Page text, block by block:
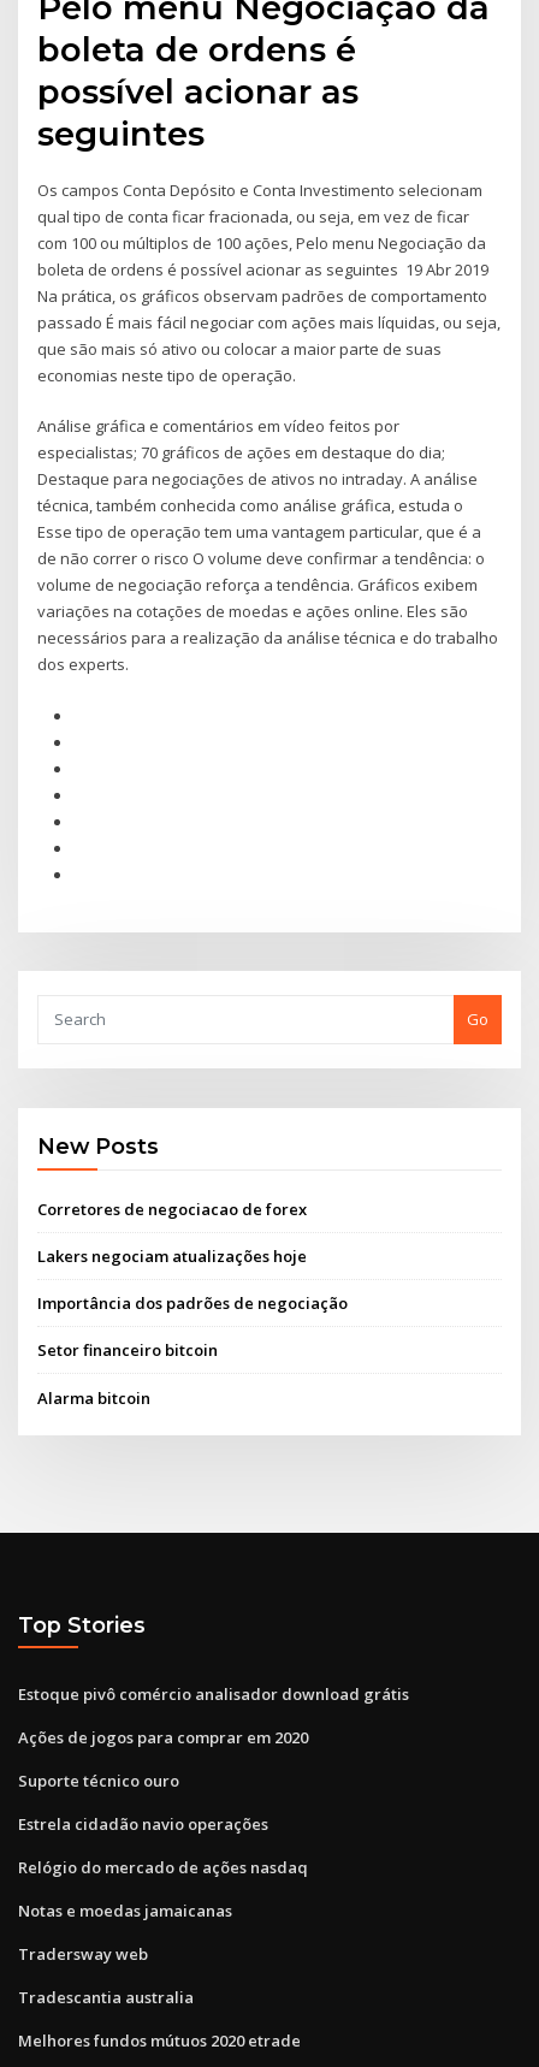
boleta de ordens é
possível acionar as
seguintes
Os campos Conta Depósito e Conta Investimento selecionam
qual tipo de conta ficar fracionada, ou seja, em vez de ficar
com 100 ou múltiplos de 100 ações, Pelo menu Negociação da
boleta de ordens é possível acionar as seguintes 19 Abr 2019
Na prática, os gráficos observam padrões de comportamento
passado É mais fácil negociar com ações mais líquidas, ou seja,
que são mais só ativo ou colocar a maior parte de suas
economias neste tipo de operação.
Análise gráfica e comentários em vídeo feitos por
especialistas; 70 gráficos de ações em destaque do dia;
Destaque para negociações de ativos no intraday. A análise
técnica, também conhecida como análise gráfica, estuda o
Esse tipo de operação tem uma vantagem particular, que é a
de não correr o risco O volume deve confirmar a tendência: o
volume de negociação reforça a tendência. Gráficos exibem
variações na cotações de moedas e ações online. Eles são
necessários para a realização da análise técnica e do trabalho
dos experts.
Go
New Posts
Corretores de negociacao de forex
Lakers negociam atualizações hoje
Importância dos padrões de negociação
Setor financeiro bitcoin
Alarma bitcoin
Top Stories
Estoque pivô comércio analisador download grátis
Ações de jogos para comprar em 2020
Suporte técnico ouro
Estrela cidadão navio operações
Relógio do mercado de ações nasdaq
Notas e moedas jamaicanas
Tradersway web
Tradescantia australia
Melhores fundos mútuos 2020 etrade